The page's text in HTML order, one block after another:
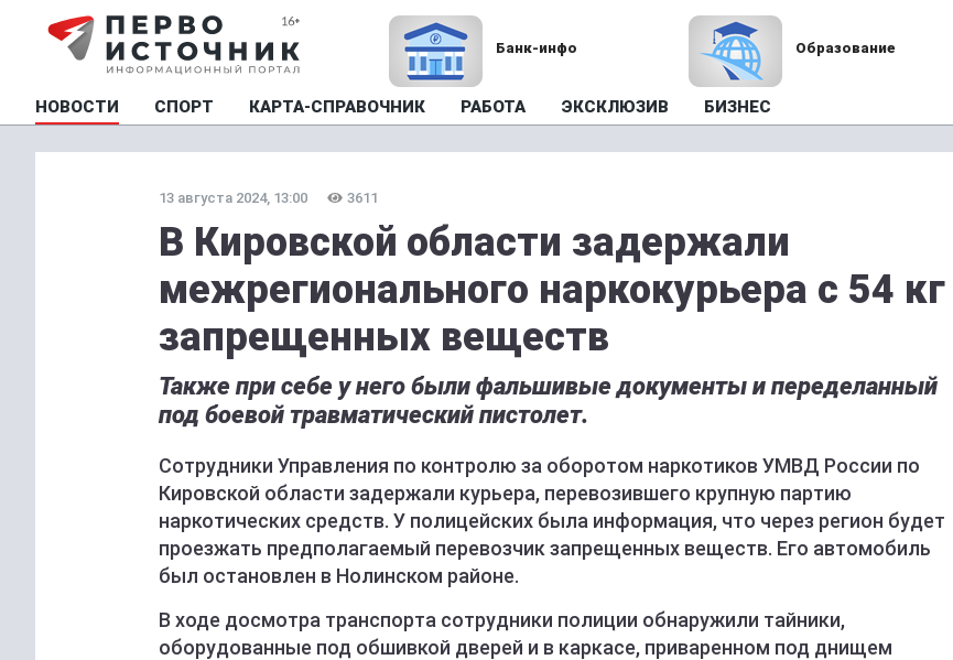
Банк-инфо Образование
НОВОСТИ СПОРТ КАРТА-СПРАВОЧНИК РАБОТА ЭКСКЛЮЗИВ БИЗНЕС
13 августа 2024, 13:00 3611
В Кировской области задержали
межрегионального наркокурьера с 54 кг
запрещенных веществ
Также при себе у него были фальшивые документы и переделанный
под боевой травматический пистолет.
Сотрудники Управления по контролю за оборотом наркотиков УМВД России по
Кировской области задержали курьера, перевозившего крупную партию
наркотических средств. У полицейских была информация, что через регион будет
проезжать предполагаемый перевозчик запрещенных веществ. Его автомобиль
был остановлен в Нолинском районе.
В ходе досмотра транспорта сотрудники полиции обнаружили тайники,
оборудованные под обшивкой дверей и в каркасе, приваренном под днищем